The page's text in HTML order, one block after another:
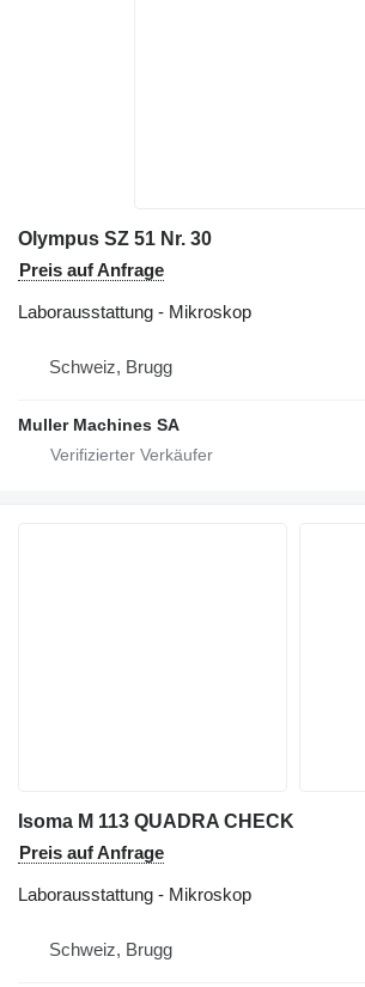
Olympus SZ 51 Nr. 30
Preis auf Anfrage
Laborausstattung - Mikroskop
Schweiz, Brugg
Muller Machines SA
Isoma M 113 QUADRA CHECK
Preis auf Anfrage
Laborausstattung - Mikroskop
Schweiz, Brugg